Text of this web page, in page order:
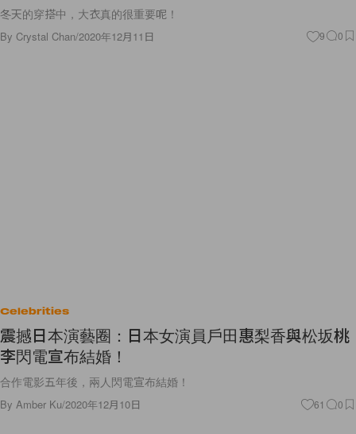
冬天的穿搭中，大衣真的很重要呢！
By Crystal Chan/2020年12月11日 9 0
Celebrities
震撼日本演藝圈：日本女演員戶田惠梨香與松坂桃
李閃電宣布結婚！
合作電影五年後，兩人閃電宣布結婚！
By Amber Ku/2020年12月10日 61 0